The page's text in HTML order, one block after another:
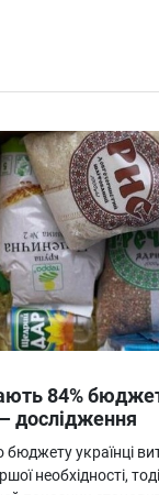
84%
дослідження
бюджету українці
необхідності,